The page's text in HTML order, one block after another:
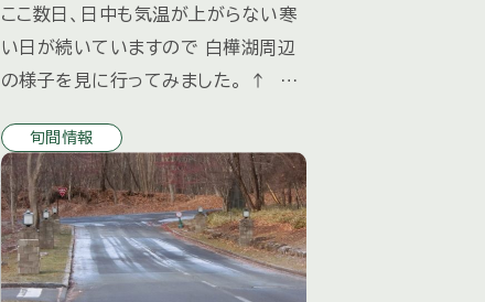
ここ数日、日中も気温が上がらない寒
い日が続いていますので 白樺湖周辺
の様子を見に行ってみました。 ↑ 白
が、7割くらいの部分は 氷が張ってい
ました。 湖面に張っている氷の上に雪
が覆ってい […]
旬間情報